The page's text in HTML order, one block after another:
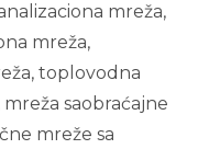
mreža,
mreža,
toplovodna
saobraćajne
mreže sa